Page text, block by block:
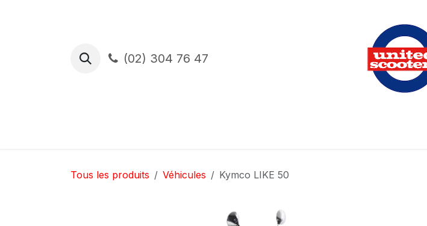
(02) 304 76 47
Tous les produits Véhicules Kymco LIKE 50